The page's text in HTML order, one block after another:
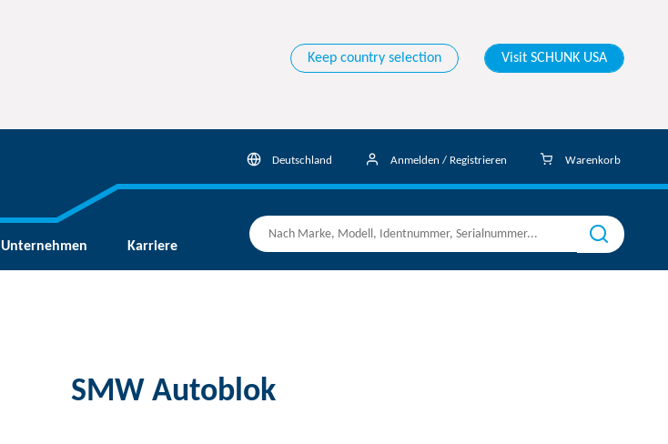
Keep country selection Visit SCHUNK USA
Deutschland Anmelden / Registrieren Warenkorb
Unternehmen Karriere
SMW Autoblok